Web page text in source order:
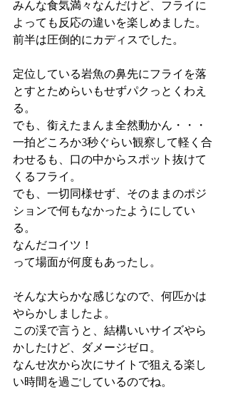
みんな食気満々なんだけど、フライに
よっても反応の違いを楽しめました。
前半は圧倒的にカディスでした。
定位している岩魚の鼻先にフライを落
とすとためらいもせずパクっとくわえ
る。
でも、銜えたまんま全然動かん・・・
一拍どころか3秒ぐらい観察して軽く合
わせるも、口の中からスポット抜けて
くるフライ。
でも、一切同様せず、そのままのポジ
ションで何もなかったようにしてい
る。
なんだコイツ！
って場面が何度もあったし。
そんな大らかな感じなので、何匹かは
やらかしましたよ。
この渓で言うと、結構いいサイズやら
かしたけど、ダメージゼロ。
なんせ次から次にサイトで狙える楽し
い時間を過ごしているのでね。